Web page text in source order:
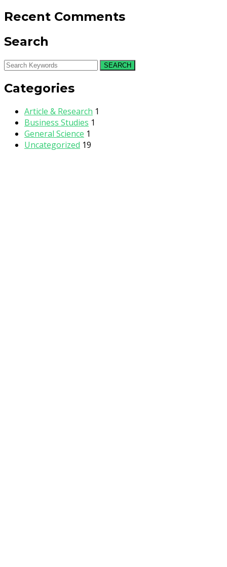
Recent Comments
Search
SEARCH
Categories
Article & Research 1
Business Studies 1
General Science 1
Uncategorized 19